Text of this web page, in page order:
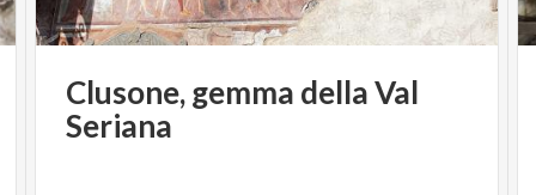
Clusone,gemma dellaVal
Seriana